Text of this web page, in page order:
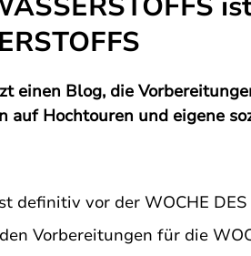
einen Blog, die
auf Hochtouren und eigene
definitiv vor der WOCHE DES
Vorbereitungen für die